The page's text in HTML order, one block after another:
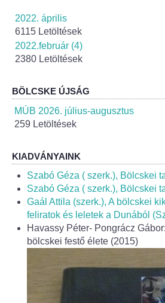
Bölcskei Mesevár Óvoda és
Óvodakert
Egészségügy
Háziorvos
Gyermekorvos
Fogorvos
Védőnői szolgálat
Központi orvosi ügyelet
Alapszolgáltatási Központ
2022. április
6115 Letöltések
2022.február (4)
2380 Letöltések
BÖLCSKE ÚJSÁG
MÚB 2026. július-augusztus
259 Letöltések
KIADVÁNYAINK
Szabó Géza ( szerk.), Bölcskei
Szabó Géza ( szerk.), Bölcskei
Gaál Attila (szerk.), A bölcskei
feliratok és leletek a Dunából
Havassy Péter- Pongrácz
bölcskei festő élete (2015)